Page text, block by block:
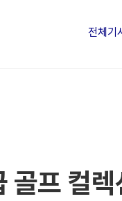
전체기
골프 컬렉